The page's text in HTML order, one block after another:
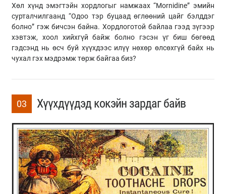
Хөл хүнд эмэгтэйн хордлогыг намжаах “Mornidine” эмийн
сурталчилгаанд “Одоо тэр буцаад өглөөний цайг бэлддэг
болно” гэж бичсэн байна. Хордлоготой байлаа гээд зүгээр
хэвтэж, хоол хийхгүй байж болно гэсэн үг биш бөгөөд
гэдсэнд нь өсч буй хүүхдээс илүү нөхөр өлсөхгүй байх нь
чухал гэх мэдрэмж төрж байгаа биз?
03 Хүүхдүүдэд кокэйн зардаг байв